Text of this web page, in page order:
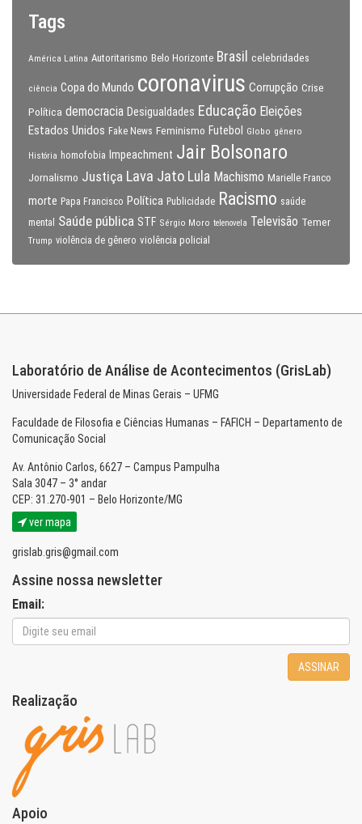
Tags
América Latina Autoritarismo Belo Horizonte Brasil celebridades
ciência Copa do Mundo coronavirus Corrupção Crise
Política democracia Desigualdades Educação Eleições
Estados Unidos Fake News Feminismo Futebol Globo gênero
História homofobia Impeachment Jair Bolsonaro
Jornalismo Justiça Lava Jato Lula Machismo Marielle Franco
morte Papa Francisco Política Publicidade Racismo saúde
mental
Saúde pública STF Sérgio Moro telenovela Televisão Temer
Trump violência de gênero violência policial
Laboratório de Análise de Acontecimentos (GrisLab)
Universidade Federal de Minas Gerais – UFMG
Faculdade de Filosofia e Ciências Humanas – FAFICH – Departamento de
Comunicação Social
Av. Antônio Carlos, 6627 – Campus Pampulha
Sala 3047 – 3° andar
CEP: 31.270-901 – Belo Horizonte/MG
ver mapa
grislab.gris@gmail.com
Assine nossa newsletter
Email:
ASSINAR
Realização
Apoio